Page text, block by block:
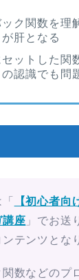
ック関数を理
肝となる
セットした関
認識でも問
【初心者向
講座 」でお送
テンツとな
関数などのプ